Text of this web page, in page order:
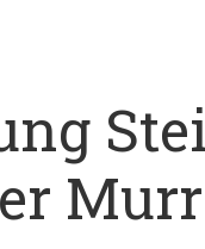
Murr